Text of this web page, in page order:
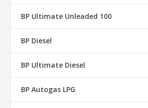
BP Ultimate Unleaded 100
BP Diesel
BP Ultimate Diesel
BP Autogas LPG